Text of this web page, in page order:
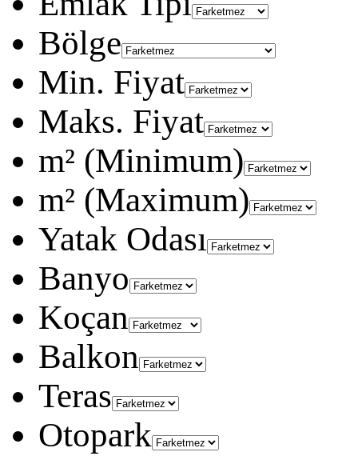
Bölge
Min. Fiyat
Maks. Fiyat
m² (Minimum)
m² (Maximum)
Yatak Odası
Banyo
Koçan
Balkon
Teras
Otopark